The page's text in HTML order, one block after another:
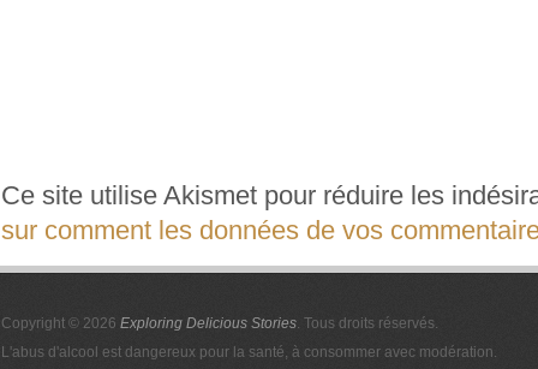
Ce site utilise Akismet pour réduire les
sur comment les données de vos
Copyright © 2026 Exploring Delicious Stories . Tous droits réservés.
L'abus d'alcool est dangereux pour la santé, à consommer avec modération.